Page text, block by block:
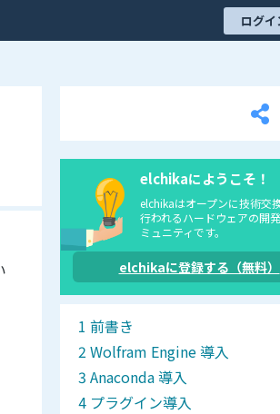
ログ
elchikaにようこそ！
elchikaはオープンに技術交
行われるハードウェアの開
ミュニティです。
elchikaに登録する（無料）
前書き
Wolfram Engine 導入
Anaconda 導入
プラグイン導入